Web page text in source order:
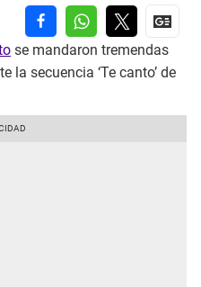
se mandaron tremendas
la secuencia ‘Te canto’ de